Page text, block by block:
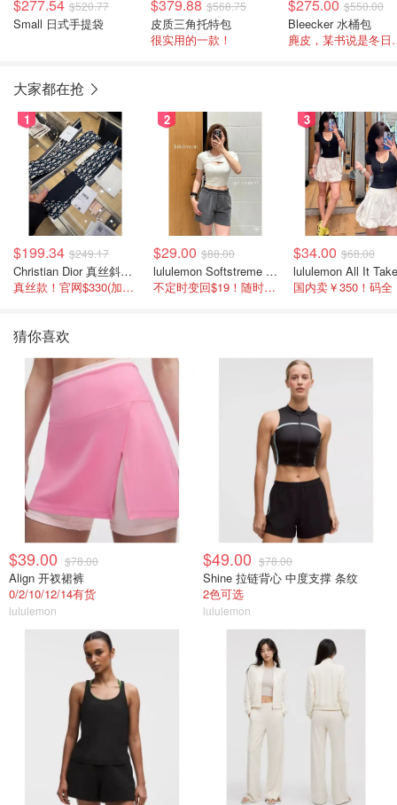
$277.54 $520.77
Small 日式手提袋
$379.88 $568.75
皮质三角托特包
很实用的一款！
$275.00 $550.00
Bleecker 水桶包
麂皮，某
大家都在抢
1
$199.34 $249.17
Christian Dior 真丝斜纹围巾 藏蓝米色
真丝款！官网$330(加币$277)
2
$29.00 $88.00
lululemon Softstreme 女士高腰短裤 10cm
不定时变回$19！随时点进来看
3
$34.00 $68.00
国内卖￥350！码全
猜你喜欢
$39.00 $78.00
Align 开衩裙裤
0/2/10/12/14有货
lululemon
$49.00 $78.00
Shine 拉链背心 中度支撑 条纹
2色可选
lululemon